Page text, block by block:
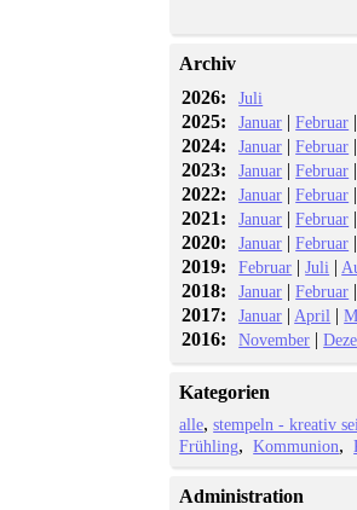
Archiv
2026:
Juli
2025: Januar |Februar
2024: Januar |Februar
2023: Januar |Februar
2022: Januar |Februar
2021: Januar |Februar |
2020: Januar |Februar
2019: Februar |Juli |
2018: Januar |Februar |
2017: Januar | April |
2016: November |
Kategorien
alle stempeln - kreativ
Frühling
Kommunion
Administration